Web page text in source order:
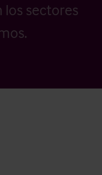
los sectores